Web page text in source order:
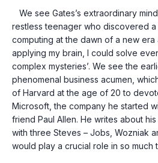
restless teenager who discovered
computing at the dawn of a new era
applying my brain, I could solve
complex mysteries’. We see the
phenomenal business acumen,
of Harvard at the age of 20 to
Microsoft, the company he started
friend Paul Allen. He writes about
with three Steves – Jobs, Wozniak
would play a crucial role in so much